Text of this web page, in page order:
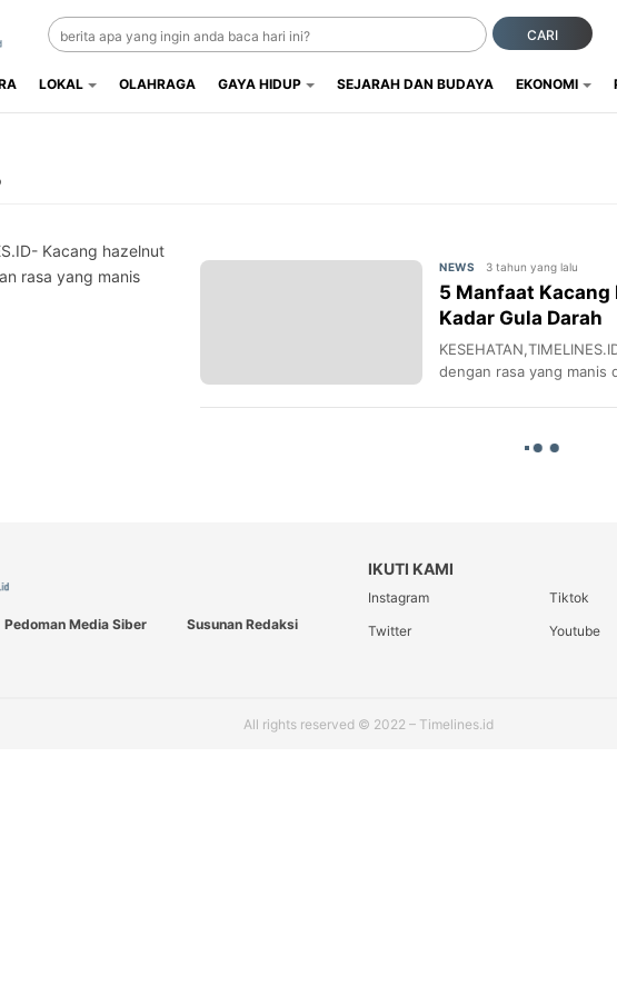
& Budaya
CARI
LOKAL OLAHRAGA GAYA HIDUP SEJARAH DAN BUDAYA EKONOMI
Kacang hazelnut
rasa yang manis
NEWS 3 tahun yang lalu
5 Manfaat
Kadar Gula Darah
dengan rasa yang manis
Pedoman Media Siber
Susunan Redaksi
IKUTI KAMI
Instagram Tiktok
Twitter
Youtube
All rights reserved © 2022 – Timelines.id